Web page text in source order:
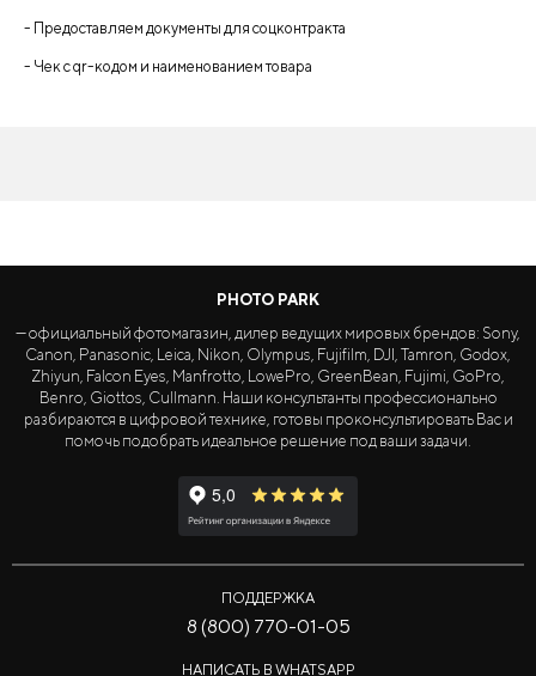
- Предоставляем документы для соцконтракта
- Чек с qr-кодом и наименованием товара
PHOTO PARK
— официальный фотомагазин, дилер ведущих мировых брендов: Sony,
Canon, Panasonic, Leica, Nikon, Olympus, Fujifilm, DJI, Tamron, Godox,
Zhiyun, Falcon Eyes, Manfrotto, LowePro, GreenBean, Fujimi, GoPro,
Benro, Giottos, Cullmann. Наши консультанты профессионально
разбираются в цифровой технике, готовы проконсультировать Вас и
помочь подобрать идеальное решение под ваши задачи.
ПОДДЕРЖКА
8 (800) 770-01-05
НАПИСАТЬ В WHATSAPP